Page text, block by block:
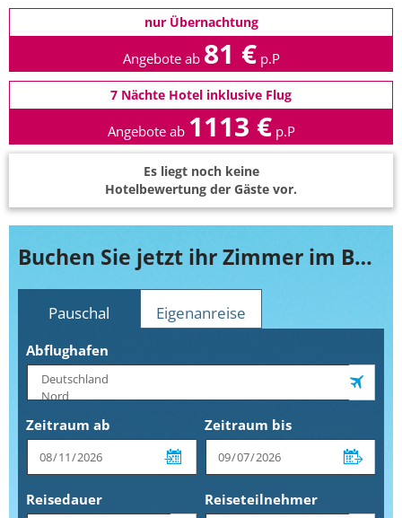
nur Übernachtung
Angebote ab 81 € p.P
7 Nächte Hotel inklusive Flug
Angebote ab 1113 € p.P
Es liegt noch keine
Hotelbewertung der Gäste vor.
Buchen Sie jetzt ihr Zimmer im Bellavista
Pauschal Eigenanreise
Abflughafen
Zeitraum ab Zeitraum bis
Reisedauer Reiseteilnehmer